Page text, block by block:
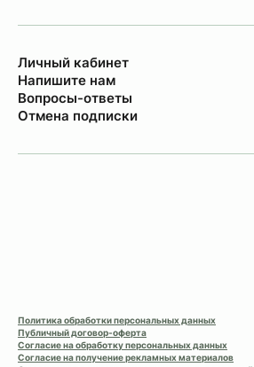
Личный кабинет
Напишите нам
Вопросы-ответы
Отмена подписки
Политика обработки персональных данных
Публичный договор-оферта
Согласие на обработку персональных данных
Согласие на получение рекламных материалов